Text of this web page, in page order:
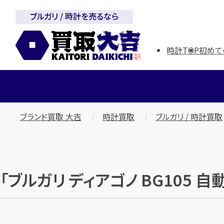
ブルガリ / 時計を売るなら
時計TOP初め
ブランド買取 大吉 時計買取 ブルガリ / 時計買取
「ブルガリ ディアゴノ BG105